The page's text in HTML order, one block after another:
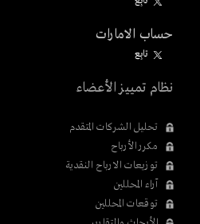
حساب الامارات
تابِع
نظام تمييز الأعضاء
تحليل الشركات المتقدم
مكرر الأرباح
توزيعات الارباح النقدية
آراء المحللين
توقعات المحللين